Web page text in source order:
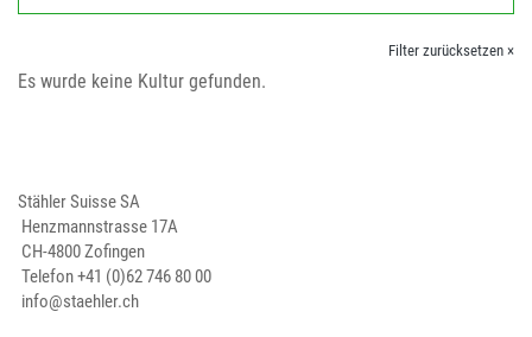
Filter zurücksetzen ×
Es wurde keine Kultur gefunden.
Stähler Suisse SA
Henzmannstrasse 17A
CH-4800 Zofingen
Telefon+41 (0)62 746 80 00
info@staehler.ch